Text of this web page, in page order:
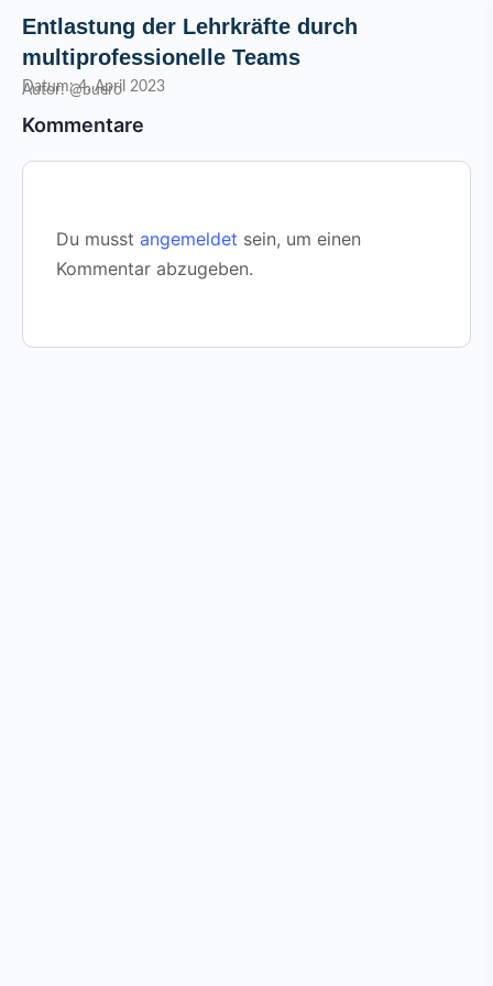
Entlastung der Lehrkräfte durch
multiprofessionelle Teams
Datum: 4. April 2023
Autor: @buero
Kommentare
Du musst angemeldet sein, um einen
Kommentar abzugeben.